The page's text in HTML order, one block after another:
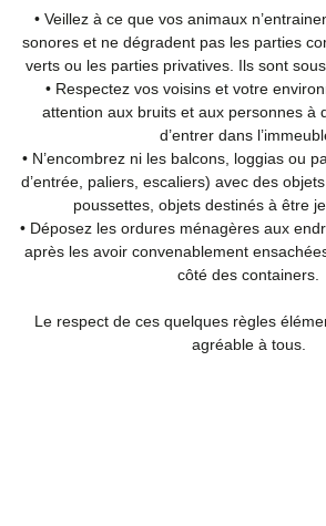
• Veillez à ce que vos animaux
sonores et ne dégradent pas les parties
verts ou les parties privatives. Ils sont
• Respectez vos voisins et votre
attention aux bruits et aux personnes à
d’entrer dans
• N’encombrez ni les balcons, loggias ou
d’entrée, paliers, escaliers) avec des
poussettes, objets destinés à être
• Déposez les ordures ménagères aux
après les avoir convenablement
côté des containers.
Le respect de ces quelques règles
agréable à tous.